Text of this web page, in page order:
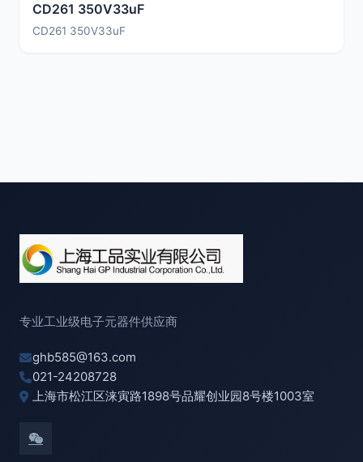
CD261 350V33uF
CD261 350V33uF
专业工业级电子元器件供应商
ghb585@163.com
021-24208728
上海市松江区涞寅路1898号品耀创业园8号楼1003室